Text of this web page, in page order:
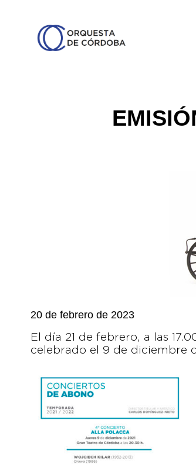
20 de febrero de 2023
El día 21 de febrero, a las
celebrado el 9 de diciembre